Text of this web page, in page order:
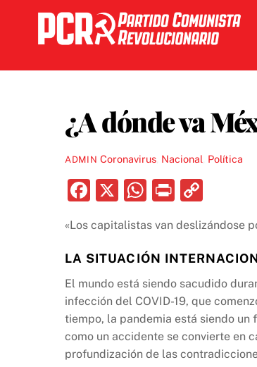
content
¿A dónde va
ADMIN Coronavirus Nacional Política
F
c
e
b
o
o
k
X
W
at
s
A
p
p
P
nt p
y
Li
n
k
«Los capitalistas van deslizándose
LA SITUACIÓN
El mundo está siendo sacudido
infección del COVID-19, que
tiempo, la pandemia está siendo un
como un accidente se convierte en
profundización de las